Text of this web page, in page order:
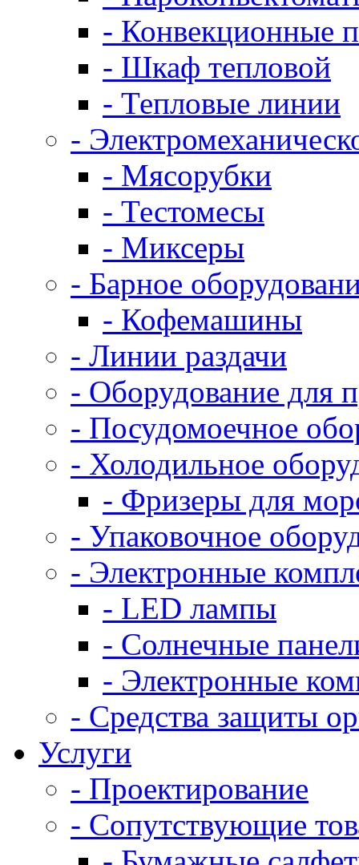
- Конвекционные
- Шкаф тепловой
- Тепловые линии
-
- Мясорубки
- Тестомесы
- Миксеры
- Барное
- Кофемашины
- Линии раздачи
- Оборудование для
- Посудомоечное
- Холодильное
- Фризеры для
- Упаковочное
- Электронные
- LED лампы
- Солнечные
- Электронные
- Средства защиты
Услуги
- Проектирование
- Сопутствующие